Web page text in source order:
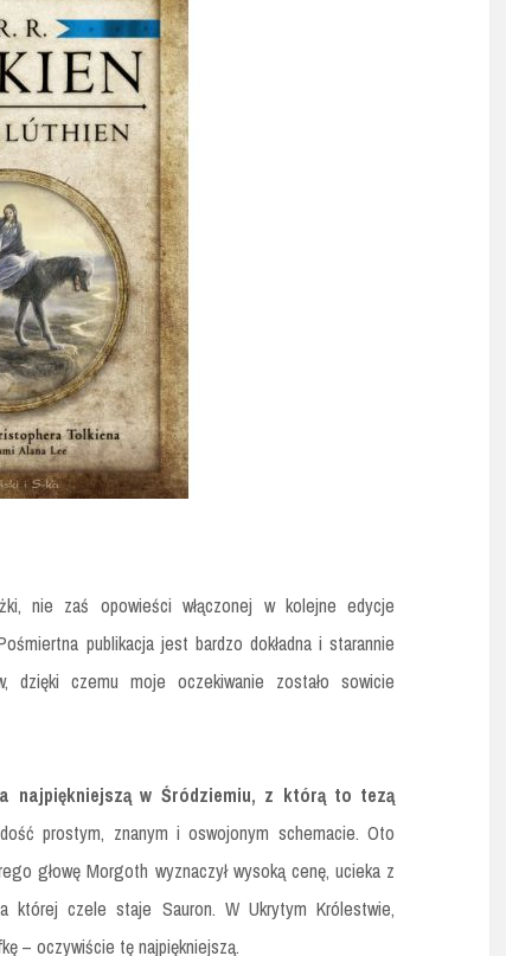
nie zaś opowieści włączonej w kolejne edycje
publikacja jest bardzo dokładna i starannie
dzięki czemu moje oczekiwanie zostało sowicie
najpiękniejszą w Śródziemiu, z którą to tezą
prostym, znanym i oswojonym schemacie. Oto
głowę Morgoth wyznaczył wysoką cenę, ucieka z
której czele staje Sauron. W Ukrytym Królestwie,
– oczywiście tę najpiękniejszą.